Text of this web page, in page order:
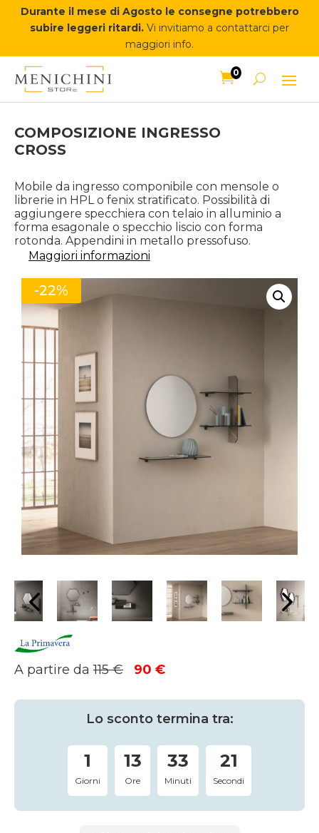
Durante il mese di Agosto le consegne potrebbero
subire leggeri ritardi. Vi invitiamo a contattarci per
maggiori info.
0
COMPOSIZIONE INGRESSO
CROSS
Mobile da ingresso componibile con mensole o
librerie in HPL o fenix stratificato. Possibilità di
aggiungere specchiera con telaio in alluminio a
forma esagonale o specchio liscio con forma
rotonda. Appendini in metallo pressofuso.
Maggiori informazioni
-22%
A partire da115€
Il
originale
era:
90 €Il
attuale
è:
Lo sconto termina tra:
1
Giorni
13
Ore
33
Minuti
20
Secondi